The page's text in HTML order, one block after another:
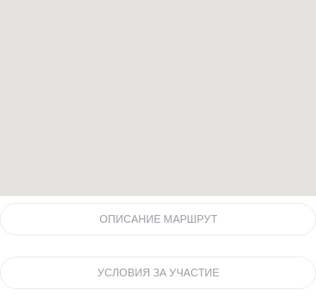
ОПИСАНИЕ МАРШРУТ
УСЛОВИЯ ЗА УЧАСТИЕ